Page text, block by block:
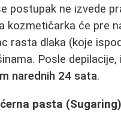
postupak ne izvede
kozmetičarka će pre
rasta dlaka (koje
Posle depilacije,
narednih 24 sata.
pasta (Sugaring)